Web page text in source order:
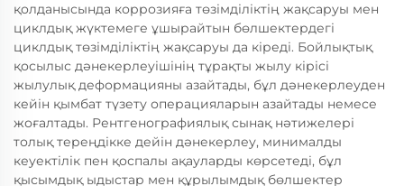
қолданысында коррозияға төзімділіктің жақсаруы мен
циклдық жүктемеге ұшырайтын бөлшектердегі
циклдық төзімділіктің жақсаруы да кіреді. Бойлықтық
қосылыс дәнекерлеуішінің тұрақты жылу кірісі
жылулық деформацияны азайтады, бұл дәнекерлеуден
кейін қымбат түзету операцияларын азайтады немесе
жоғалтады. Рентгенографиялық сынақ нәтижелері
толық тереңдікке дейін дәнекерлеу, минималды
кеуектілік пен қоспалы ақауларды көрсетеді, бұл
қысымдық ыдыстар мен құрылымдық бөлшектер